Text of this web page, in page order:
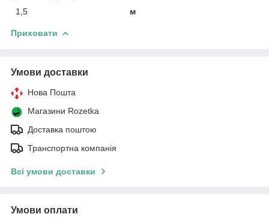
1,5
м
Приховати
Умови доставки
Нова Пошта
Магазини Rozetka
Доставка поштою
Транспортна компанія
Всі умови доставки
Умови оплати